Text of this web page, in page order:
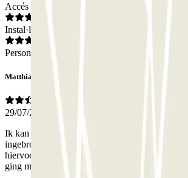
Accés
Instal·lacions
Personal
Matthias
29/07/2026
Ik kan er persoonlijk niet positief over zijn, want
ingebroken in mijn auto en hebben paar zaken
hiervoor contact genomen, hebben ons
ging moeilijk tot niet wegens geen Engels